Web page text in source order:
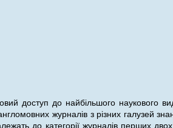
доступ до найбільшого наукового
журналів з різних галузей
до категорії журналів перших двох